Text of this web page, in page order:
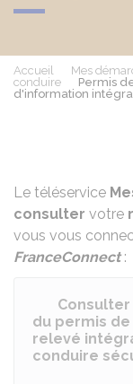
Accueil Mes
conduire
Permis
d'information intégral
Le téléservice
consulter votre
vous vous
FranceConnect:
du permis
relevé
conduire